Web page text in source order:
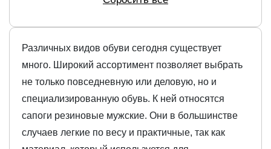
Различных видов обуви сегодня существует
много. Широкий ассортимент позволяет выбрать
не только повседневную или деловую, но и
специализированную обувь. К ней относятся
сапоги резиновые мужские. Они в большинстве
случаев легкие по весу и практичные, так как